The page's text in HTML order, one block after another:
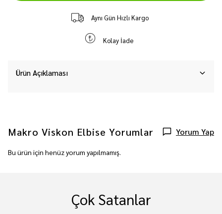
Aynı Gün Hızlı Kargo
Kolay İade
Ürün Açıklaması
Makro Viskon Elbise Yorumlar Yorum Yap
Bu ürün için henüz yorum yapılmamış.
Çok Satanlar